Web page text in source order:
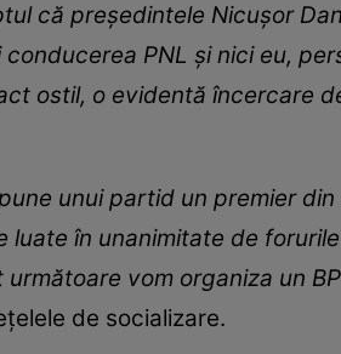
că președintele Nicușor
conducerea PNL și nici eu,
ostil, o evidentă încercare
unui partid un premier
luate în unanimitate de
vom organiza un
de socializare.